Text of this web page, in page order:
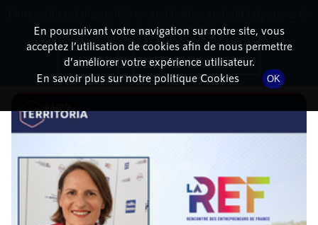
DÉTAILS DE L'ÉPISODE
30 août 2022à 9h24, durée : 16 minutes
En poursuivant votre navigation sur notre site, vous
acceptez l’utilisation de cookies afin de nous permettre
d’améliorer votre expérience utilisateur.
En savoir plus sur notre politique Cookies
OK
dessous pour l'installer.
Non merci Télécharger l'application